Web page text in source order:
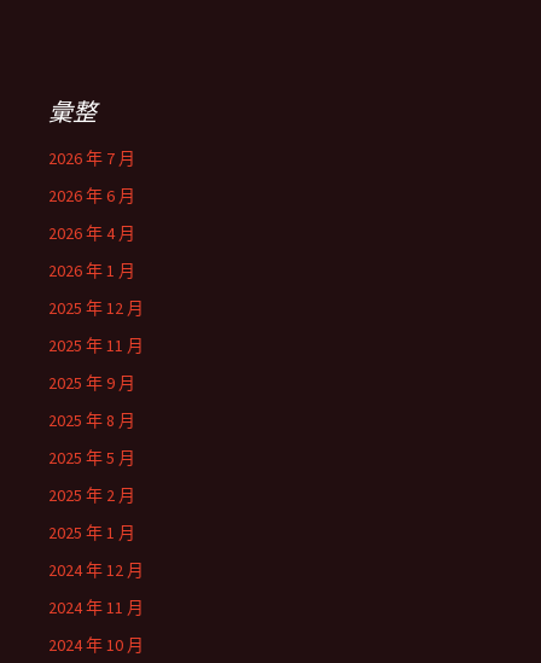
彙整
2026 年 7 月
2026 年 6 月
2026 年 4 月
2026 年 1 月
2025 年 12 月
2025 年 11 月
2025 年 9 月
2025 年 8 月
2025 年 5 月
2025 年 2 月
2025 年 1 月
2024 年 12 月
2024 年 11 月
2024 年 10 月